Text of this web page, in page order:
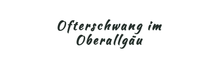
Ofterschwang im
Oberallgäu